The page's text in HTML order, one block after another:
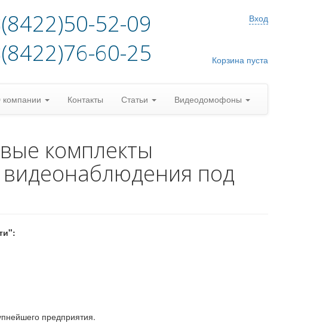
52-09
60-25
Вход
Корзина пуста
Контакты Статьи Видеодомофоны
комплекты
под
предприятия.